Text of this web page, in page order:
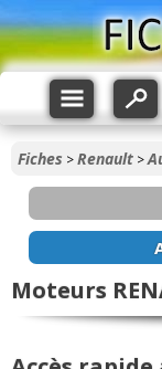
Fiches >Renault >
Moteurs